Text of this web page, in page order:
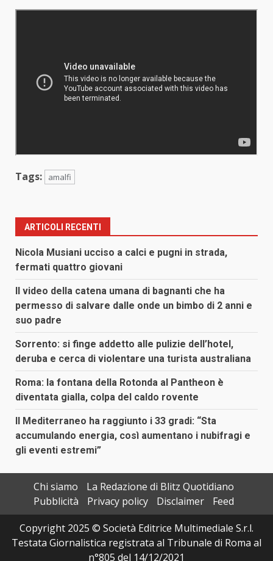
Tags: amalfi
ARTICOLI RECENTI
Nicola Musiani ucciso a calci e pugni in strada,
fermati quattro giovani
Il video della catena umana di bagnanti che ha
permesso di salvare dalle onde un bimbo di 2 anni e
suo padre
Sorrento: si finge addetto alle pulizie dell’hotel,
deruba e cerca di violentare una turista australiana
Roma: la fontana della Rotonda al Pantheon è
diventata gialla, colpa del caldo rovente
Il Mediterraneo ha raggiunto i 33 gradi: “Sta
accumulando energia, così aumentano i nubifragi e
gli eventi estremi”
Chi siamo
La Redazione di Blitz Quotidiano
Pubblicità
Privacy policy Disclaimer
Feed
Copyright 2025 © Società Editrice Multimediale S.r.l.
Testata Giornalistica registrata al Tribunale di Roma al
n°805 del 14/12/2021